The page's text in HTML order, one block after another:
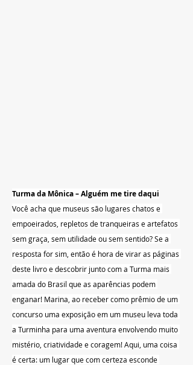
Turma da Mônica – Alguém me tire daqui
Você acha que museus são lugares chatos e
empoeirados, repletos de tranqueiras e artefatos
sem graça, sem utilidade ou sem sentido? Se a
resposta for sim, então é hora de virar as páginas
deste livro e descobrir junto com a Turma mais
amada do Brasil que as aparências podem
enganar! Marina, ao receber como prêmio de um
concurso uma exposição em um museu leva toda
a Turminha para uma aventura envolvendo muito
mistério, criatividade e coragem! Aqui, uma coisa
é certa: um lugar que com certeza esconde